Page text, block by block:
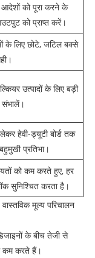
को पूरा करने के
को प्राप्त करें।
के लिए छोटे, जटिल बक्से
उत्पादों के लिए बड़ी
हेवी-ड्यूटी बोर्ड तक
प्रतिभा।
को कम करते हुए, हर
सुनिश्चित करता है।
मूल्य परिचालन
के बीच तेजी से
कम करते हैं।